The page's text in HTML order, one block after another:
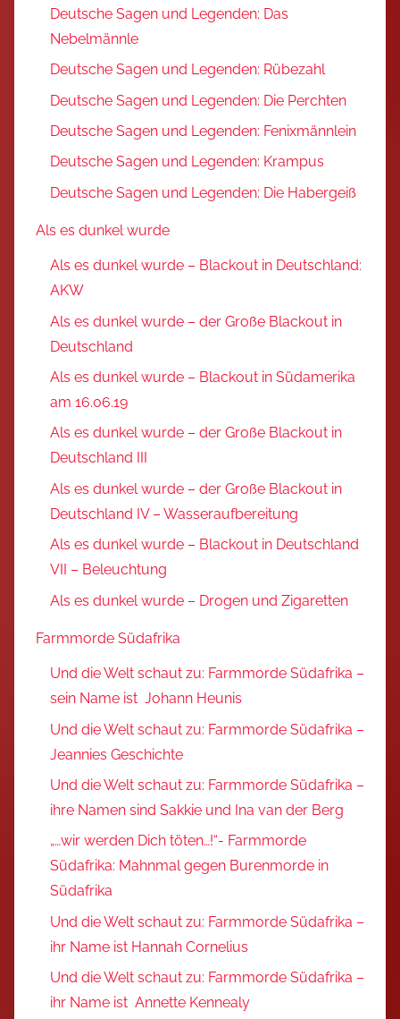
Deutsche Sagen und Legenden: Das
Nebelmännle
Deutsche Sagen und Legenden: Rübezahl
Deutsche Sagen und Legenden: Die Perchten
Deutsche Sagen und Legenden: Fenixmännlein
Deutsche Sagen und Legenden: Krampus
Deutsche Sagen und Legenden: Die Habergeiß
Als es dunkel wurde
Als es dunkel wurde – Blackout in Deutschland:
AKW
Als es dunkel wurde – der Große Blackout in
Deutschland
Als es dunkel wurde – Blackout in Südamerika
am 16.06.19
Als es dunkel wurde – der Große Blackout in
Deutschland III
Als es dunkel wurde – der Große Blackout in
Deutschland IV – Wasseraufbereitung
Als es dunkel wurde – Blackout in Deutschland
VII – Beleuchtung
Als es dunkel wurde – Drogen und Zigaretten
Farmmorde Südafrika
Und die Welt schaut zu: Farmmorde Südafrika –
sein Name ist Johann Heunis
Und die Welt schaut zu: Farmmorde Südafrika –
Jeannies Geschichte
Und die Welt schaut zu: Farmmorde Südafrika –
ihre Namen sind Sakkie und Ina van der Berg
„…wir werden Dich töten…!“- Farmmorde
Südafrika: Mahnmal gegen Burenmorde in
Südafrika
Und die Welt schaut zu: Farmmorde Südafrika –
ihr Name ist Hannah Cornelius
Und die Welt schaut zu: Farmmorde Südafrika –
ihr Name ist Annette Kennealy